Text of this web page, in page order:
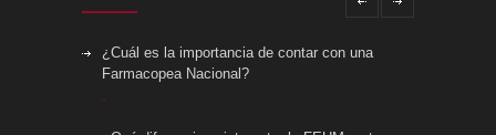
¿Cuál es la importancia de contar con una
Farmacopea Nacional?